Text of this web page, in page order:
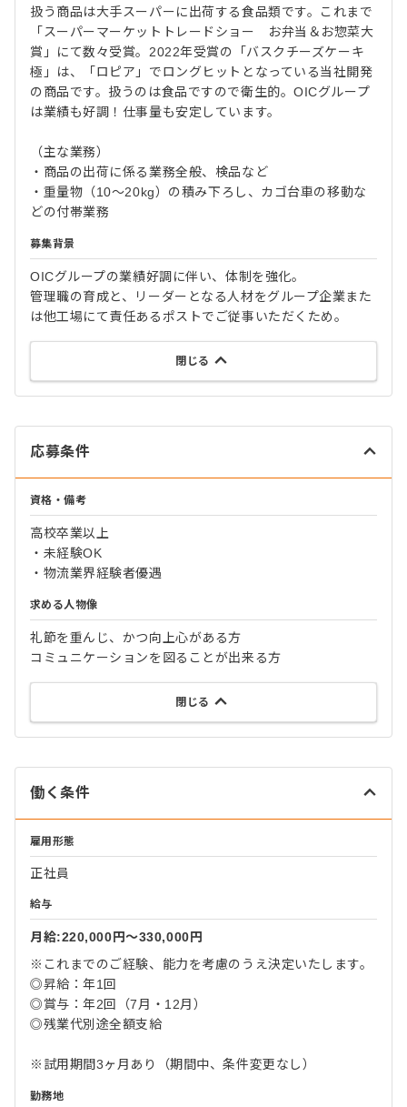
扱う商品は大手スーパーに出荷する食品類です。これまで
「スーパーマーケットトレードショー お弁当＆お惣菜大
賞」にて数々受賞。2022年受賞の「バスクチーズケーキ
極」は、「ロピア」でロングヒットとなっている当社開発
の商品です。扱うのは食品ですので衛生的。OICグループ
は業績も好調！仕事量も安定しています。
（主な業務）
・商品の出荷に係る業務全般、検品など
・重量物（10～20kg）の積み下ろし、カゴ台車の移動な
どの付帯業務
募集背景
OICグループの業績好調に伴い、体制を強化。
管理職の育成と、リーダーとなる人材をグループ企業また
は他工場にて責任あるポストでご従事いただくため。
閉じる
応募条件
資格・備考
高校卒業以上
・未経験OK
・物流業界経験者優遇
求める人物像
礼節を重んじ、かつ向上心がある方
コミュニケーションを図ることが出来る方
閉じる
働く条件
雇用形態
正社員
給与
月給:220,000円〜330,000円
※これまでのご経験、能力を考慮のうえ決定いたします。
◎昇給：年1回
◎賞与：年2回（7月・12月）
◎残業代別途全額支給
※試用期間3ヶ月あり（期間中、条件変更なし）
勤務地